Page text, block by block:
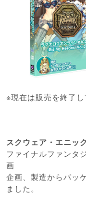
※現在は販売を終了し
スクウェア・エニッ
ファイナルファン
画
企画、製造からパッ
ました。